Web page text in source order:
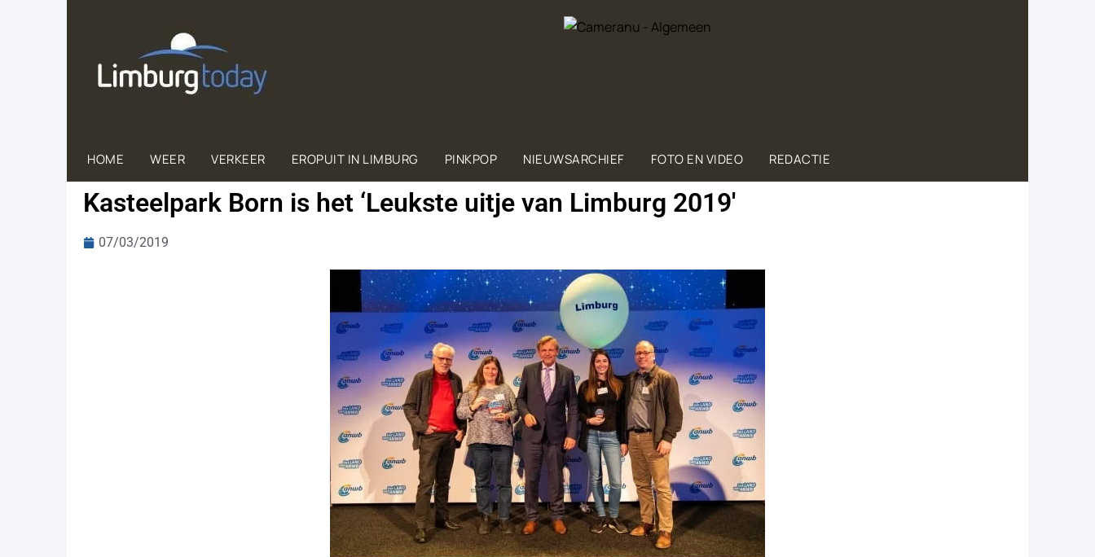
HOME WEER VERKEER EROPUIT IN LIMBURG PINKPOP NIEUWSARCHIEF FOTO EN VIDEO REDACTIE
Kasteelpark Born is het ‘Leukste uitje van Limburg 2019′
07/03/2019